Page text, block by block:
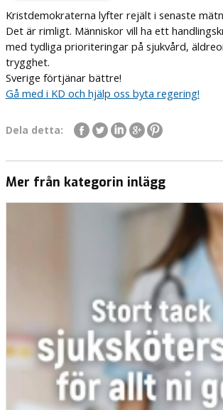
Kristdemokraterna lyfter rejält i senaste
Det är rimligt. Människor vill ha ett
med tydliga prioriteringar på sjukvård,
trygghet.
Sverige förtjänar bättre!
Gå med i KD och hjälp oss byta regering!
Dela detta:
Mer från kategorin inlägg